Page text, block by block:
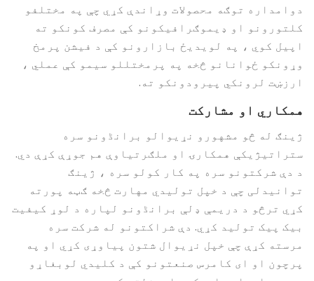
دوامداره توګه محصولات وړاندې کړي چې په مختلفو
کلتورونو او ډیموګرافیکونو کې مصرف کونکو ته
اپیل کوي ، په لویدیځ بازارونو کې د فیشن پرمخ
وړونکو ځوانانو څخه په پرمختللو سیمو کې عملي ،
ارزښت لرونکي پیرودونکو ته.
همکاري او مشارکت
ژینګ له څو مشهورو نړیوالو برانڈونو سره
ستراتیژیکې همکارۍ او ملګرتیاوې هم جوړې کړې دي.
د دې شرکتونو سره په کار کولو سره ، ژینګ
توانیدلی چې د خپل تولیدي مهارت څخه ګټه پورته
کړي ترڅو د دریمې ډلې برانڈونو لپاره د لوړ کیفیت
بیک پیک تولید کړي. دې شراکتونو له شرکت سره
مرسته کړې چې خپل نړیوال شتون پیاوړی کړي او په
پرچون او ای کامرس صنعتونو کې د کلیدي لوبغاړو